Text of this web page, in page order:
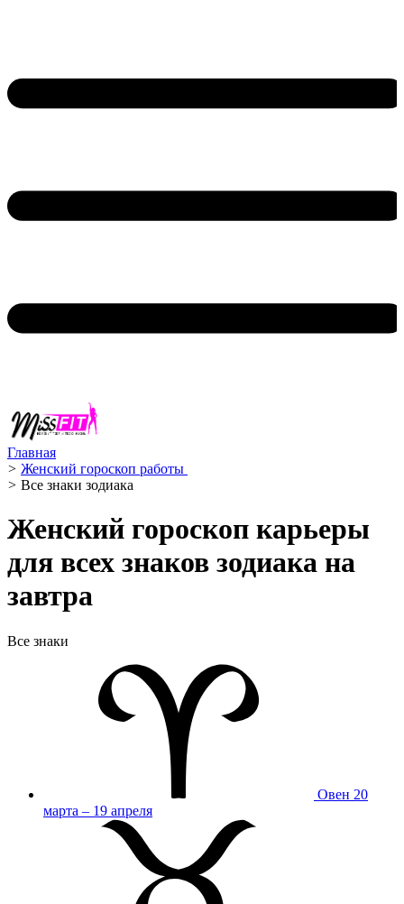
Главная
> Женский гороскоп работы ‍
> Все знаки зодиака
Женский гороскоп карьеры
для всех знаков зодиака на
завтра
Все знаки
Овен 20
марта – 19 апреля